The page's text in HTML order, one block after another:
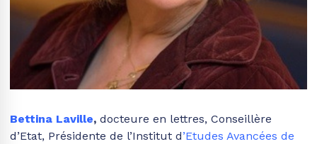
Bettina Laville, docteure en lettres, Conseillère
d’Etat, Présidente de l’Institut d’Etudes Avancées de